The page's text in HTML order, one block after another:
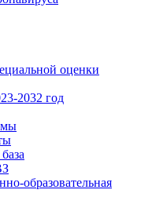
оценки
2032 год
образовательная